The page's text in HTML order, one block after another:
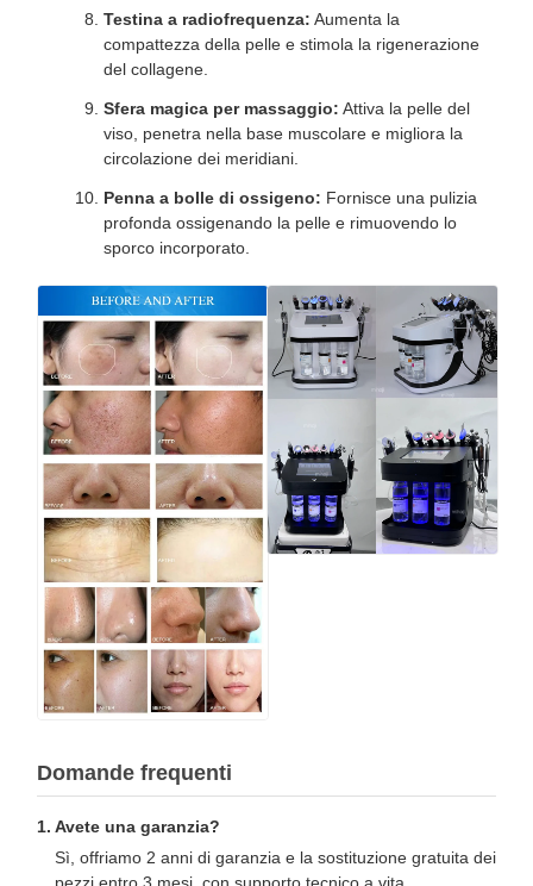
Testina a radiofrequenza: Aumenta la
compattezza della pelle e stimola la rigenerazione
del collagene.
Sfera magica per massaggio: Attiva la pelle del
viso, penetra nella base muscolare e migliora la
circolazione dei meridiani.
Penna a bolle di ossigeno: Fornisce una pulizia
profonda ossigenando la pelle e rimuovendo lo
sporco incorporato.
Domande frequenti
1. Avete una garanzia?
Sì, offriamo 2 anni di garanzia e la sostituzione gratuita dei